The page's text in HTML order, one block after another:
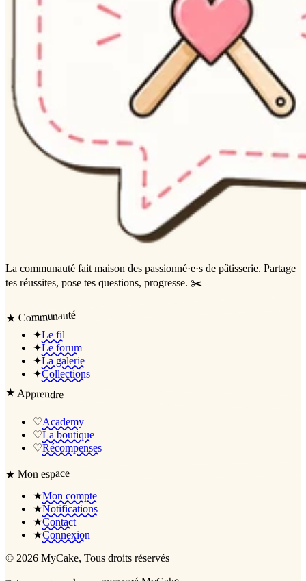
La communauté fait maison des passionné·e·s de pâtisserie. Partage
tes réussites, pose tes questions, progresse. ✂️
★ Communauté
✦Le fil
✦Le forum
✦La galerie
✦Collections
★Apprendre
♡Academy
♡La boutique
♡Récompenses
★Mon espace
★Mon compte
★Notifications
★Contact
★Connexion
© 2026 MyCake, Tous droits réservés